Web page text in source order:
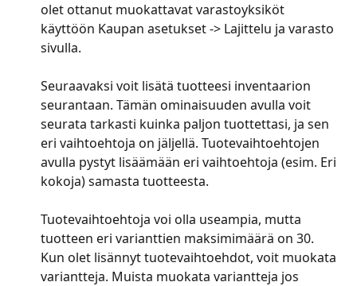
olet ottanut muokattavat varastoyksiköt
käyttöön Kaupan asetukset -> Lajittelu ja varasto
sivulla.
Seuraavaksi voit lisätä tuotteesi inventaarion
seurantaan. Tämän ominaisuuden avulla voit
seurata tarkasti kuinka paljon tuottettasi, ja sen
eri vaihtoehtoja on jäljellä. Tuotevaihtoehtojen
avulla pystyt lisäämään eri vaihtoehtoja (esim. Eri
kokoja) samasta tuotteesta.
Tuotevaihtoehtoja voi olla useampia, mutta
tuotteen eri varianttien maksimimäärä on 30.
Kun olet lisännyt tuotevaihtoehdot, voit muokata
variantteja. Muista muokata variantteja jos